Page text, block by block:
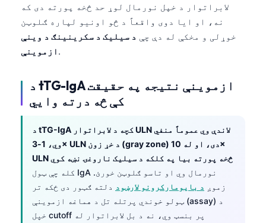
لابراتوار د خپل نورمال لوړ حد څخه پورته دی که
نه، او ایا دوی واقعاً د څو اونیو لپاره ګلوټن
خوړلی و مخکې له دې چې د سیلیک د سکرینینګ د وینې
ازموینې .
د tTG-IgA ازموینې نتیجه په حقیقت
کې څه درته وایي
د tTG-IgA کچه د لابراتوار ULN لاندې وي عموماً منفي
وي، 1-3× ULN د خړ زون (gray zone) دی، او له 10×
ULN څخه پورته بیا په کلکه د سیلیک ناروغۍ نښه کوي
کله چې ټول IgA نورمال وي او تاسو ګلوټن خورئ.
زموږ د بایومارکرونو لارښود دلته ګټور دی ځکه تر
ټولو خوندي پرتله تل د هماغه ازموینې (assay) د
خپل cutoff پر بنسټ وي، نه د بل لابراتوار له